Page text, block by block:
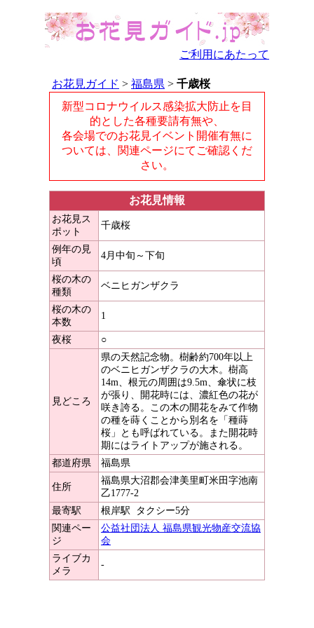
ご利用にあたって
お花見ガイド > 福島県 > 千歳桜
新型コロナウイルス感染拡大防止を目
的とした各種要請有無や、
各会場でのお花見イベント開催有無に
ついては、関連ページにてご確認くだ
さい。
お花見情報
お花見ス
ポット
千歳桜
例年の見
頃
4月中旬～下旬
桜の木の
種類
ベニヒガンザクラ
桜の木の
本数
1
夜桜 ○
見どころ
県の天然記念物。樹齢約700年以上
のベニヒガンザクラの大木。樹高
14m、根元の周囲は9.5m、傘状に枝
が張り、開花時には、濃紅色の花が
咲き誇る。この木の開花をみて作物
の種を蒔くことから別名を「種蒔
桜」とも呼ばれている。また開花時
期にはライトアップが施される。
都道府県
福島県
住所
福島県大沼郡会津美里町米田字池南
乙1777-2
最寄駅
根岸駅 タクシー5分
関連ペー
ジ
公益社団法人 福島県観光物産交流協
会
ライブカ
メラ
-